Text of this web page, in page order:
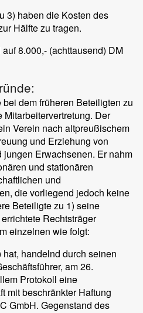
3) haben die Kosten des
Hälfte zu tragen.
8.000,- (achttausend) DM
dem früheren Beteiligten zu
Mitarbeitervertretung. Der
Verein nach altpreußischem
und Erziehung von
Erwachsenen. Er nahm
und stationären
und
die vorliegend jedoch keine
Beteiligte zu 1) seine
Rechtsträger
einzelnen wie folgt:
handelnd durch seinen
am 26.
Protokoll eine
mit beschränkter Haftung
GmbH. Gegenstand des